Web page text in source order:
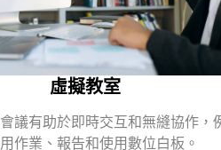
虛擬教室
議有助於即時交互和無縫協作，
作業、報告和使用數位白板。